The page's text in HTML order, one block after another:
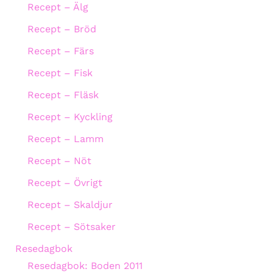
Recept – Älg
Recept – Bröd
Recept – Färs
Recept – Fisk
Recept – Fläsk
Recept – Kyckling
Recept – Lamm
Recept – Nöt
Recept – Övrigt
Recept – Skaldjur
Recept – Sötsaker
Resedagbok
Resedagbok: Boden 2011